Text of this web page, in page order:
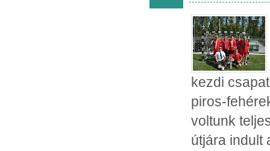
kezdi
piros-
voltunk
útjára indult